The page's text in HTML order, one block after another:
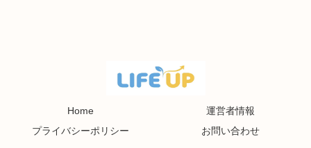
Home
運営者情報
プライバシーポリシー
お問い合わせ